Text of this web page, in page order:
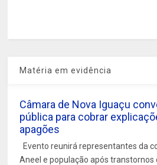
Matéria em evidência
Câmara de Nova Iguaçu
pública para cobrar
apagões
Evento reunirá representantes da
Aneel e população após transtornos